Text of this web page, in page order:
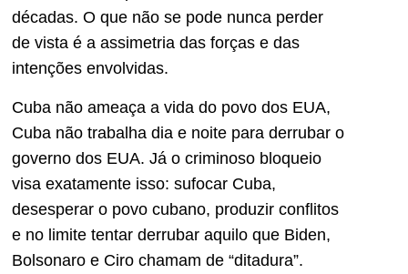
décadas. O que não se pode nunca perder
de vista é a assimetria das forças e das
intenções envolvidas.
Cuba não ameaça a vida do povo dos EUA,
Cuba não trabalha dia e noite para derrubar o
governo dos EUA. Já o criminoso bloqueio
visa exatamente isso: sufocar Cuba,
desesperar o povo cubano, produzir conflitos
e no limite tentar derrubar aquilo que Biden,
Bolsonaro e Ciro chamam de “ditadura”.